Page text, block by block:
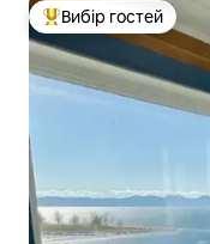
Топ вибір гостей
Вибір гостей